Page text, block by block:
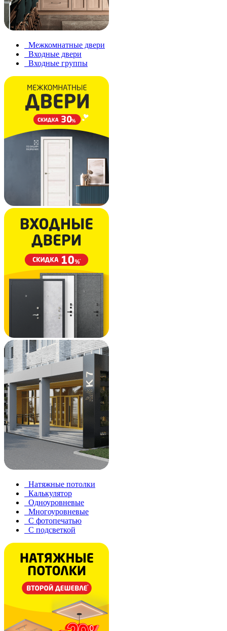
Межкомнатные двери
Входные двери
Входные группы
Натяжные потолки
Калькулятор
Одноуровневые
Многоуровневые
С фотопечатью
С подсветкой